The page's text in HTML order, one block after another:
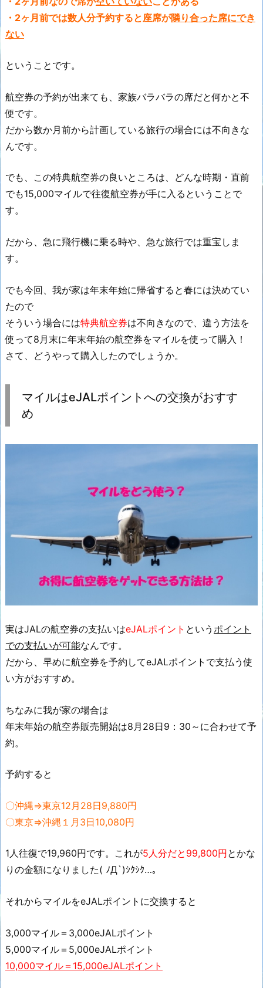
・2ヶ月前では数人分予約すると座席が隣り合った席にでき
ない
ということです。
航空券の予約が出来ても、家族バラバラの席だと何かと不
便です。
だから数か月前から計画している旅行の場合には不向きな
んです。
でも、この特典航空券の良いところは、どんな時期・直前
でも15,000マイルで往復航空券が手に入るということで
す。
だから、急に飛行機に乗る時や、急な旅行では重宝しま
す。
でも今回、我が家は年末年始に帰省すると春には決めてい
たので
そういう場合には特典航空券は不向きなので、違う方法を
使って8月末に年末年始の航空券をマイルを使って購入！
さて、どうやって購入したのでしょうか。
マイルはeJALポイントへの交換がおすす
め
実はJALの航空券の支払いはeJALポイント という ポイント
での支払いが可能なんです。
だから、早めに航空券を予約してeJALポイントで支払う使
い方がおすすめ。
ちなみに我が家の場合は
年末年始の航空券販売開始は8月28日9：30～に合わせて予
約。
予約すると
〇沖縄⇒東京12月28日9,880円
〇東京⇒沖縄１月3日10,080円
1人往復で19,960円です。これが5人分だと99,800円とかな
りの金額になりました( ﾉД`)ｼｸｼｸ…。
それからマイルをeJALポイントに交換すると
3,000マイル＝3,000eJALポイント
5,000マイル＝5,000eJALポイント
10,000マイル＝15,000eJALポイント